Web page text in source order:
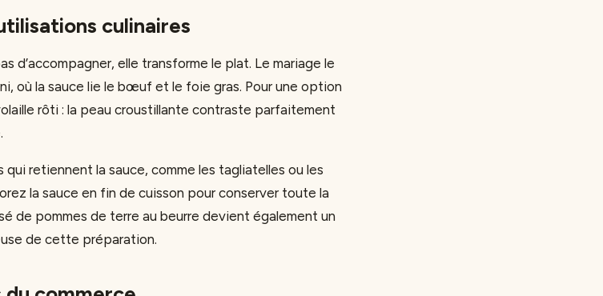
culinaires
d’accompagner, elle transforme le plat. Le mariage le
où la sauce lie le bœuf et le foie gras. Pour une option
rôti : la peau croustillante contraste parfaitement
retiennent la sauce, comme les tagliatelles ou les
la sauce en fin de cuisson pour conserver toute la
de pommes de terre au beurre devient également un
de cette préparation.